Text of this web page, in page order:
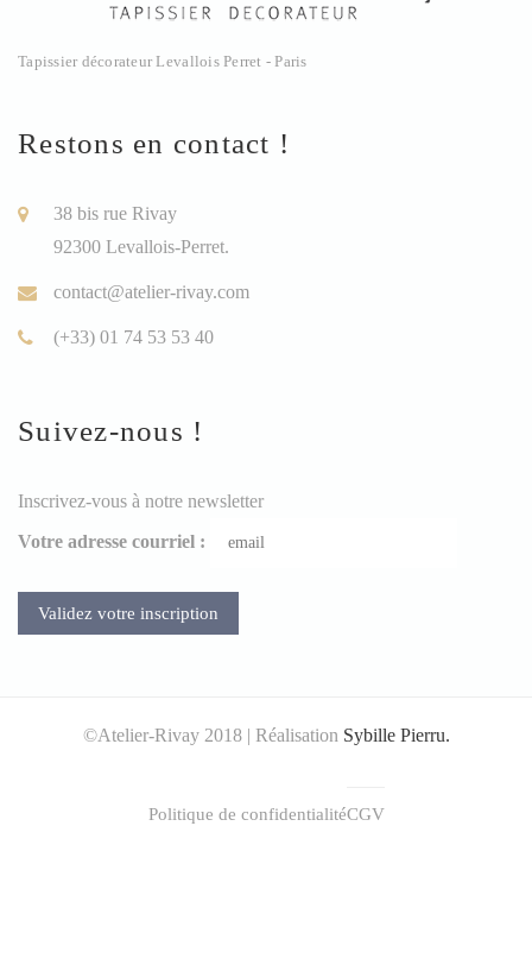
Tapissier décorateur Levallois Perret - Paris
Restons en contact !
38 bis rue Rivay
92300 Levallois-Perret.
contact@atelier-rivay.com
(+33) 01 74 53 53 40
Suivez-nous !
Inscrivez-vous à notre newsletter
Votre adresse courriel :
©Atelier-Rivay 2018 | Réalisation Sybille Pierru.
Politique de confidentialitéCGV